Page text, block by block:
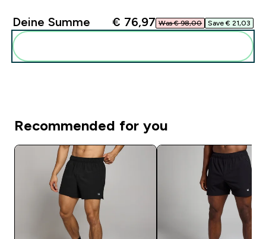
Deine Summe € 76,97‎ Was € 98,00‎ Save € 21,03‎
Recommended for you